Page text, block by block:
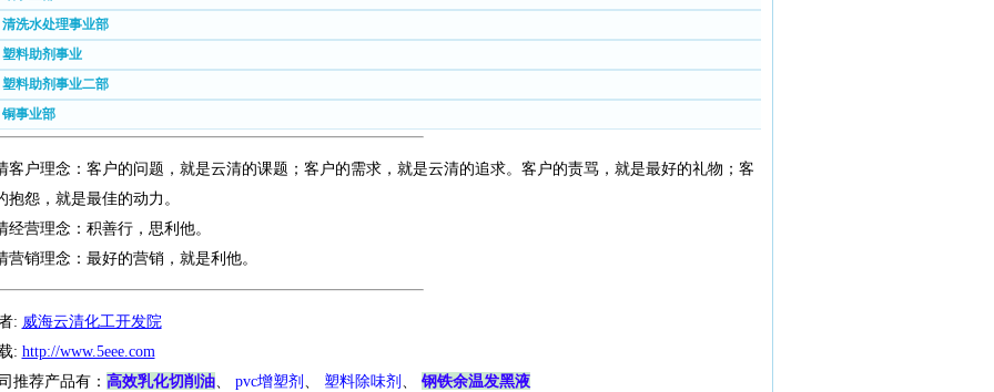
清洗水处理事业部
塑料助剂事业
塑料助剂事业二部
铜事业部
客户理念：客户的问题，就是云清的课题；客户的需求，就是云清的追求。客户的责骂，就是最好的礼物；客
抱怨，就是最佳的动力。
经营理念：积善行，思利他。
营销理念：最好的营销，就是利他。
: 威海云清化工开发院
: http://www.5eee.com
推荐产品有： 高效乳化切削油、 pvc增塑剂 、 塑料除味剂 、 钢铁余温发黑液